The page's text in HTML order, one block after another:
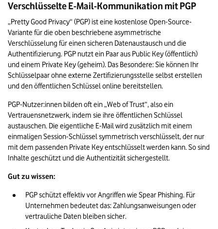
Verschlüsselte E-Mail-Kommunikation mit PGP
„Pretty Good Privacy“ (PGP) ist eine kostenlose Open-Source-
Variante für die oben beschriebene asymmetrische
Verschlüsselung für einen sicheren Datenaustausch und die
Authentifizierung. PGP nutzt ein Paar aus Public Key (öffentlich)
und einem Private Key (geheim). Das Besondere: Sie können Ihr
Schlüsselpaar ohne externe Zertifizierungsstelle selbst erstellen
und den öffentlichen Schlüssel online bereitstellen.
PGP-Nutzer:innen bilden oft ein „Web of Trust“, also ein
Vertrauensnetzwerk, indem sie ihre öffentlichen Schlüssel
austauschen. Die eigentliche E-Mail wird zusätzlich mit einem
einmaligen Session-Schlüssel symmetrisch verschlüsselt, der nur
mit dem passenden Private Key entschlüsselt werden kann. So sind
Inhalte geschützt und die Authentizität sichergestellt.
Gut zu wissen:
PGP schützt effektiv vor Angriffen wie Spear Phishing. Für
Unternehmen bedeutet das: Zahlungsanweisungen oder
vertrauliche Daten bleiben sicher.